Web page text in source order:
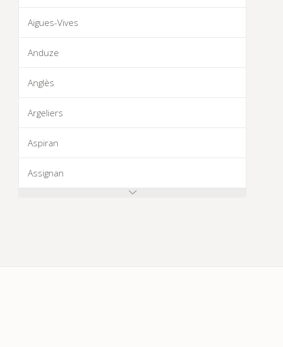
Aigues-Vives
Anduze
Anglès
Argeliers
Aspiran
Assignan